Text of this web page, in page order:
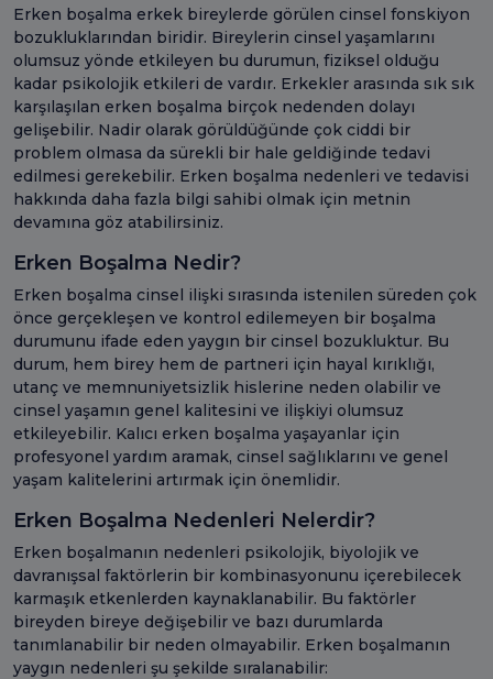
Erken boşalma erkek bireylerde görülen cinsel fonskiyon
bozukluklarından biridir. Bireylerin cinsel yaşamlarını
olumsuz yönde etkileyen bu durumun, fiziksel olduğu
kadar psikolojik etkileri de vardır. Erkekler arasında sık sık
karşılaşılan erken boşalma birçok nedenden dolayı
gelişebilir. Nadir olarak görüldüğünde çok ciddi bir
problem olmasa da sürekli bir hale geldiğinde tedavi
edilmesi gerekebilir. Erken boşalma nedenleri ve tedavisi
hakkında daha fazla bilgi sahibi olmak için metnin
devamına göz atabilirsiniz.
Erken Boşalma Nedir?
Erken boşalma cinsel ilişki sırasında istenilen süreden çok
önce gerçekleşen ve kontrol edilemeyen bir boşalma
durumunu ifade eden yaygın bir cinsel bozukluktur. Bu
durum, hem birey hem de partneri için hayal kırıklığı,
utanç ve memnuniyetsizlik hislerine neden olabilir ve
cinsel yaşamın genel kalitesini ve ilişkiyi olumsuz
etkileyebilir. Kalıcı erken boşalma yaşayanlar için
profesyonel yardım aramak, cinsel sağlıklarını ve genel
yaşam kalitelerini artırmak için önemlidir.
Erken Boşalma Nedenleri Nelerdir?
Erken boşalmanın nedenleri psikolojik, biyolojik ve
davranışsal faktörlerin bir kombinasyonunu içerebilecek
karmaşık etkenlerden kaynaklanabilir. Bu faktörler
bireyden bireye değişebilir ve bazı durumlarda
tanımlanabilir bir neden olmayabilir. Erken boşalmanın
yaygın nedenleri şu şekilde sıralanabilir: